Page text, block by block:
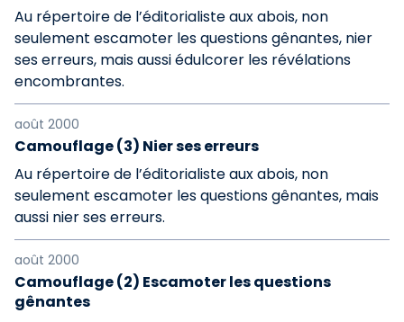
Au répertoire de l’éditorialiste aux abois, non
seulement escamoter les questions gênantes, nier
ses erreurs, mais aussi édulcorer les révélations
encombrantes.
août 2000
Camouflage (3) Nier ses erreurs
Au répertoire de l’éditorialiste aux abois, non
seulement escamoter les questions gênantes, mais
aussi nier ses erreurs.
août 2000
Camouflage (2) Escamoter les questions
gênantes